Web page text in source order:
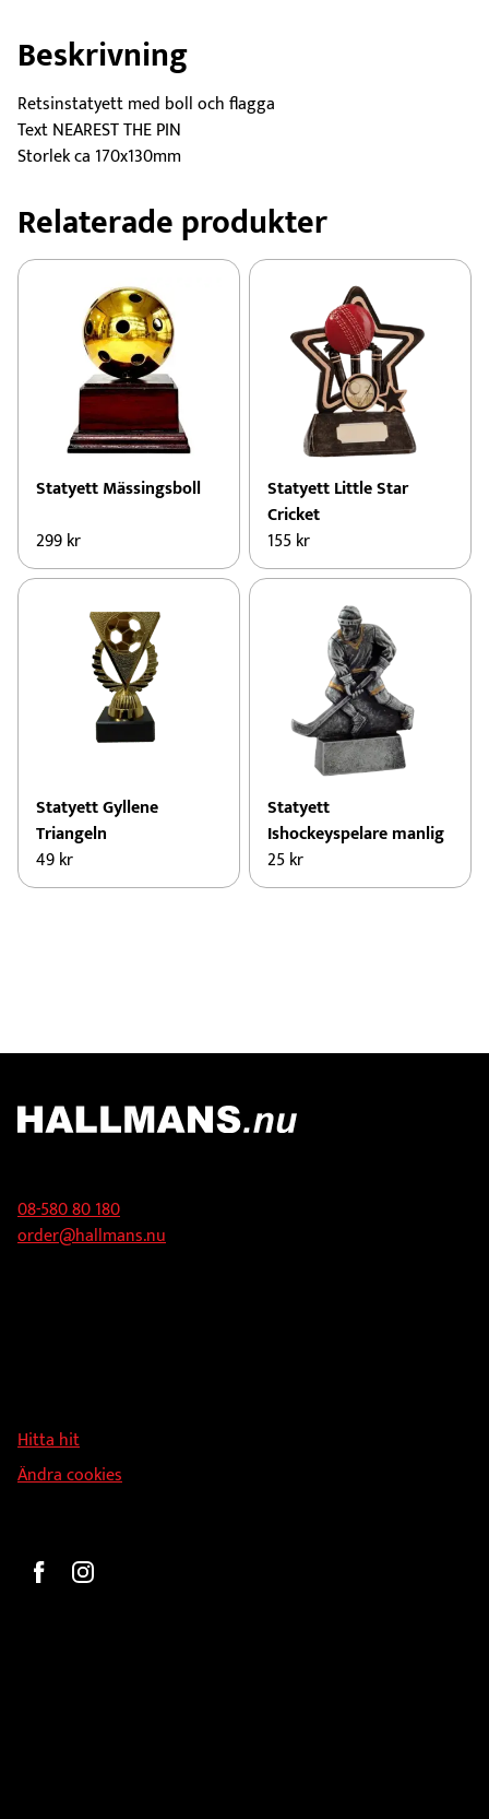
Beskrivning
Retsinstatyett med boll och flagga
Text NEAREST THE PIN
Storlek ca 170x130mm
Relaterade produkter
Statyett Mässingsboll
299kr
Statyett Little Star
Cricket
155kr
Statyett Gyllene
Triangeln
49kr
Statyett
Ishockeyspelare manlig
25kr
08-580 80 180
order@hallmans.nu
Hitta hit
Ändra cookies